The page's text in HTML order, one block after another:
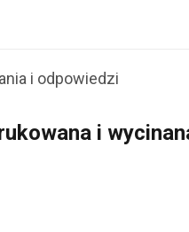
i odpowiedzi
i